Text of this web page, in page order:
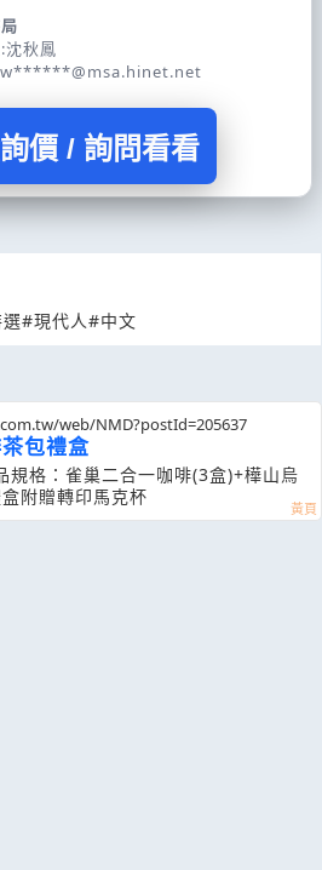
沈秋鳳
價 / 詢問看看
#現代人#中文
web/NMD?postId=205637
包禮盒
)+馬克杯 本禮盒附贈轉印馬克杯